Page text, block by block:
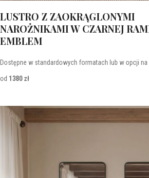
LUSTRO Z ZAOKRĄGLONYMI
NAROŻNIKAMI W CZARNEJ
EMBLEM
Dostępne w standardowych formatach lub w opcji na
od 1380 zł